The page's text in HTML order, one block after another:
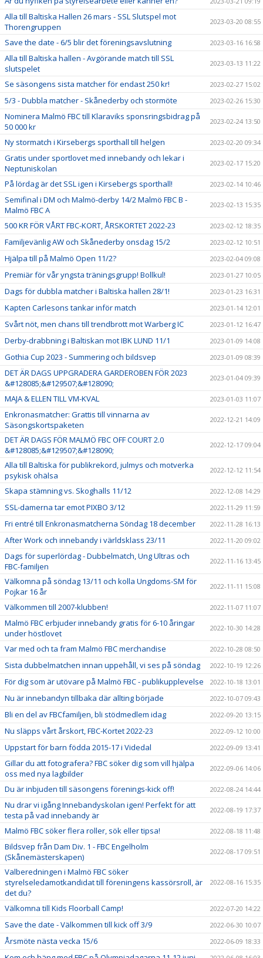
Alla till Baltiska Hallen 26 mars - SSL Slutspel mot
Thorengruppen
2023-03-20 08:55
Save the date - 6/5 blir det föreningsavslutning 2023-03-16 16:58
Alla till Baltiska hallen - Avgörande match till SSL
slutspelet
2023-03-13 11:22
Se säsongens sista matcher för endast 250 kr! 2023-02-27 15:02
5/3 - Dubbla matcher - Skånederby och stormöte 2023-02-26 15:30
Nominera Malmö FBC till Klaraviks sponsringsbidrag på
50 000 kr
2023-02-24 13:50
Ny stormatch i Kirsebergs sporthall till helgen 2023-02-20 09:34
Gratis under sportlovet med innebandy och lekar i
Neptuniskolan
2023-02-17 15:20
På lördag är det SSL igen i Kirsebergs sporthall! 2023-02-14 10:46
Semifinal i DM och Malmö-derby 14/2 Malmö FBC B -
Malmö FBC A
2023-02-13 15:35
500 KR FÖR VÅRT FBC-KORT, ÅRSKORTET 2022-23 2023-02-12 18:35
Familjevänlig AW och Skånederby onsdag 15/2 2023-02-12 10:51
Hjälpa till på Malmö Open 11/2? 2023-02-04 09:08
Premiär för vår yngsta träningsgrupp! Bollkul! 2023-01-27 10:05
Dags för dubbla matcher i Baltiska hallen 28/1! 2023-01-23 16:31
Kapten Carlesons tankar inför match 2023-01-14 12:01
Svårt nöt, men chans till trendbrott mot Warberg IC 2023-01-12 16:47
Derby-drabbning i Baltiskan mot IBK LUND 11/1 2023-01-09 14:08
Gothia Cup 2023 - Summering och bildsvep 2023-01-09 08:39
DET ÄR DAGS UPPGRADERA GARDEROBEN FÖR 2023
&#128085;&#129507;&#128090;
2023-01-04 09:39
MAJA & ELLEN TILL VM-KVAL 2023-01-03 11:07
Enkronasmatcher: Grattis till vinnarna av
Säsongskortspaketen
2022-12-21 14:09
DET ÄR DAGS FÖR MALMÖ FBC OFF COURT 2.0
&#128085;&#129507;&#128090;
2022-12-17 09:04
Alla till Baltiska för publikrekord, julmys och motverka
psykisk ohälsa
2022-12-12 11:54
Skapa stämning vs. Skoghalls 11/12 2022-12-08 14:29
SSL-damerna tar emot PIXBO 3/12 2022-11-29 11:59
Fri entré till Enkronasmatcherna Söndag 18 december 2022-11-28 16:13
After Work och innebandy i världsklass 23/11 2022-11-20 09:02
Dags för superlördag - Dubbelmatch, Ung Ultras och
FBC-familjen
2022-11-16 13:45
Välkomna på söndag 13/11 och kolla Ungdoms-SM för
Pojkar 16 år
2022-11-11 15:08
Välkommen till 2007-klubben! 2022-11-07 11:07
Malmö FBC erbjuder innebandy gratis för 6-10 åringar
under höstlovet
2022-10-30 14:28
Var med och ta fram Malmö FBC merchandise 2022-10-28 08:50
Sista dubbelmatchen innan uppehåll, vi ses på söndag 2022-10-19 12:26
För dig som är utövare på Malmö FBC - publikupplevelse 2022-10-18 13:01
Nu är innebandyn tillbaka där allting började 2022-10-07 09:43
Bli en del av FBCfamiljen, bli stödmedlem idag 2022-09-20 13:15
Nu släpps vårt årskort, FBC-Kortet 2022-23 2022-09-12 10:00
Uppstart för barn födda 2015-17 i Videdal 2022-09-09 13:41
Gillar du att fotografera? FBC söker dig som vill hjälpa
oss med nya lagbilder
2022-09-06 14:06
Du är inbjuden till säsongens förenings-kick off! 2022-08-24 14:44
Nu drar vi igång Innebandyskolan igen! Perfekt för att
testa på vad innebandy är
2022-08-19 17:37
Malmö FBC söker flera roller, sök eller tipsa! 2022-08-18 11:48
Bildsvep från Dam Div. 1 - FBC Engelholm
(Skånemästerskapen)
2022-08-17 09:51
Valberedningen i Malmö FBC söker
styrelseledamotkandidat till föreningens kassörsroll, är
det du?
2022-08-16 15:35
Välkomna till Kids Floorball Camp! 2022-07-20 14:22
Save the date - Välkommen till kick off 3/9 2022-06-30 10:07
Årsmöte nästa vecka 15/6 2022-06-09 18:33